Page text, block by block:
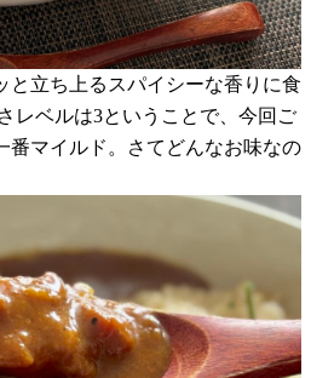
と立ち上るスパイシーな香りに食
レベルは3ということで、今回ご
番マイルド。さてどんなお味なの